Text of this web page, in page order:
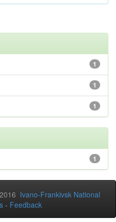
1
1
1
1
Ivano-Frankivsk National
- Feedback